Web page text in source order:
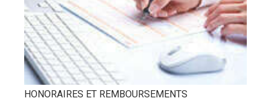
HONORAIRES ET REMBOURSEMENTS